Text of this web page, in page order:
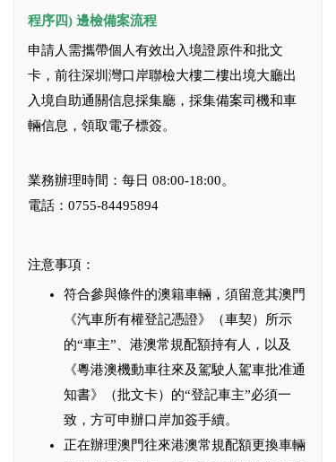
程序四) 邊檢備案流程
申請人需攜帶個人有效出入境證原件和批文
卡，前往深圳灣口岸聯檢大樓二樓出境大廳出
入境自助通關信息採集廳，採集備案司機和車
輛信息，領取電子標簽。
業務辦理時間：每日 08:00-18:00。
電話：0755-84495894
注意事項：
符合參與條件的澳籍車輛，須留意其澳門
《汽車所有權登記憑證》（車契）所示
的“車主”、港澳常規配額持有人，以及
《粵港澳機動車往來及駕駛人駕車批准通
知書》（批文卡）的“登記車主”必須一
致，方可申辦口岸加簽手續。
正在辦理澳門往來港澳常規配額更換車輛